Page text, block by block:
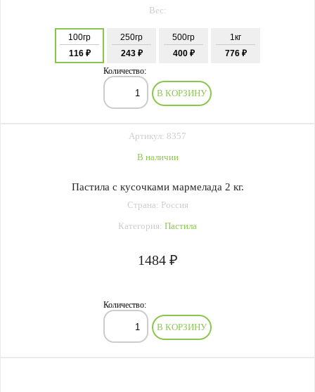
Вес:
100гр
116 ₽
250гр
243 ₽
500гр
400 ₽
1кг
776 ₽
Количество:
В КОРЗИНУ
Артикул: 8357
В наличии
Пастила с кусочками мармелада 2 кг.
Страна: Россия
Категория: Пастила
1484 ₽
Количество:
В КОРЗИНУ